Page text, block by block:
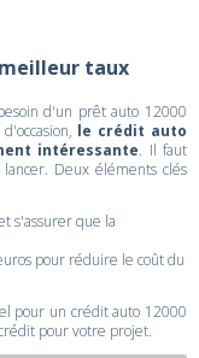
taux
d'un prêt auto 12000
le crédit auto
intéressante. Il faut
Deux éléments clés
s'assurer que la
pour réduire le coût du
pour un crédit auto 12000
pour votre projet.